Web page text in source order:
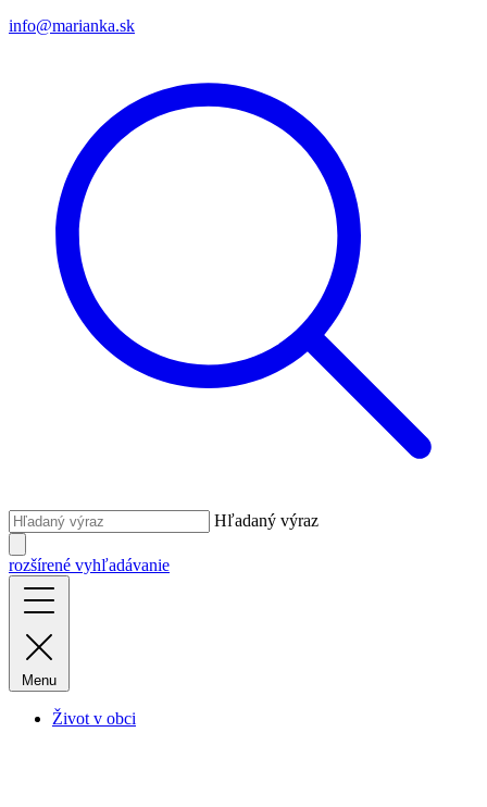
info@marianka.sk
Hľadaný výraz
rozšírené vyhľadávanie
Menu
Život v obci